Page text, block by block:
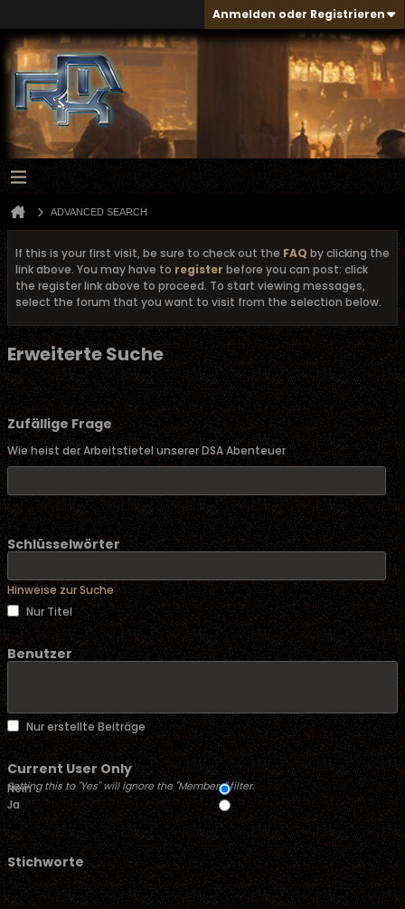
Anmelden oder Registrieren
ADVANCED SEARCH
If this is your first visit, be sure to check out the FAQ by clicking the
link above. You may have to register before you can post: click
the register link above to proceed. To start viewing messages,
select the forum that you want to visit from the selection below.
Erweiterte Suche
Zufällige Frage
Wie heist der Arbeitstietel unserer DSA Abenteuer
Schlüsselwörter
Hinweise zur Suche
Nur Titel
Benutzer
Nur erstellte Beiträge
Current User Only
Setting this to "Yes" will ignore the "Members" filter.
Nein
Ja
Stichworte